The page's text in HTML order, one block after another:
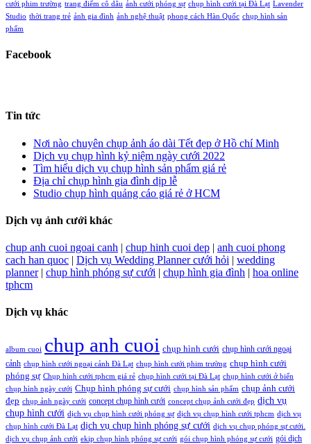
cưới phim trường trang điểm cô dâu ảnh cưới phóng sự chụp hình cưới tại Đà Lạt Lavender
Studio thời trang trẻ ảnh gia đình ảnh nghệ thuật phong cách Hàn Quốc chụp hình sản
phẩm
Facebook
Tin tức
Nơi nào chuyên chụp ảnh áo dài Tết đẹp ở Hồ chí Minh
Dịch vụ chụp hình kỷ niệm ngày cưới 2022
Tìm hiểu dịch vụ chụp hình sản phẩm giá rẻ
Địa chỉ chụp hình gia đình dịp lễ
Studio chụp hình quảng cáo giá rẻ ở HCM
Dịch vụ ảnh cưới khác
chup anh cuoi ngoai canh | chup hinh cuoi dep | anh cuoi phong
cach han quoc | Dịch vụ Wedding Planner cưới hỏi | wedding
planner| chụp hình phóng sự cưới | chụp hình gia đình | hoa online
tphcm
Dịch vụ khác
album cuoi chup anh cuoi chụp hình cưới chụp hình cưới ngoại
cảnh chụp hình cưới ngoại cảnh Đà Lạt chụp hình cưới phim trường chụp hình cưới
phóng sự Chụp hình cưới tphcm giá rẻ chụp hình cưới tại Đà Lạt chụp hình cưới ở biển
chụp hình ngày cưới Chụp hình phóng sự cưới chụp hình sản phẩm chụp ảnh cưới
đẹp chụp ảnh ngày cưới concept chụp hình cưới concept chụp ảnh cưới đẹp dịch vụ
chụp hình cưới dịch vụ chụp hình cưới phóng sự dịch vụ chụp hình cưới tphcm dịch vụ
chụp hình cưới Đà Lạt dịch vụ chụp hình phóng sự cưới dịch vụ chụp phóng sự cưới.
dịch vụ chụp ảnh cưới ekip chụp hình phóng sự cưới gói chụp hình phóng sự cưới gói dịch